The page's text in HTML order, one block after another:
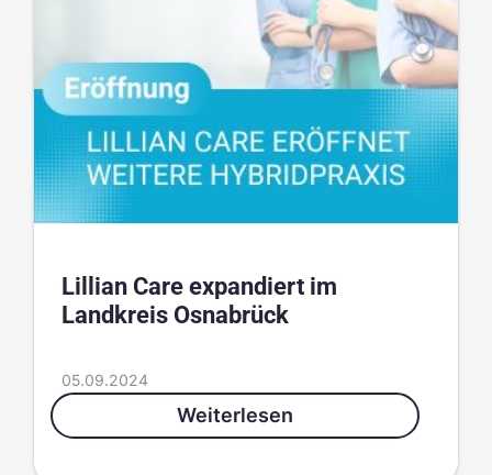
Lillian Care expandiert im
Landkreis Osnabrück
05.09.2024
Weiterlesen